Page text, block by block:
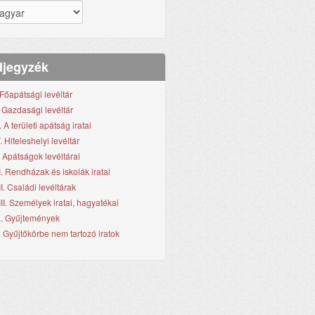
levéltár
Gazdasági levéltár
A területi apátság iratai
Hiteleshelyi levéltár
Apátságok levéltárai
Rendházak és iskolák iratai
Családi levéltárak
Személyek iratai, hagyatékai
Gyűjtemények
Gyűjtőkörbe nem tartozó iratok